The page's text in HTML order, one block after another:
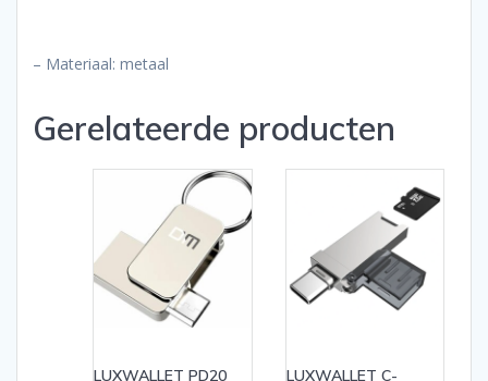
– Materiaal: metaal
Gerelateerde producten
LUXWALLET PD20
LUXWALLET C-